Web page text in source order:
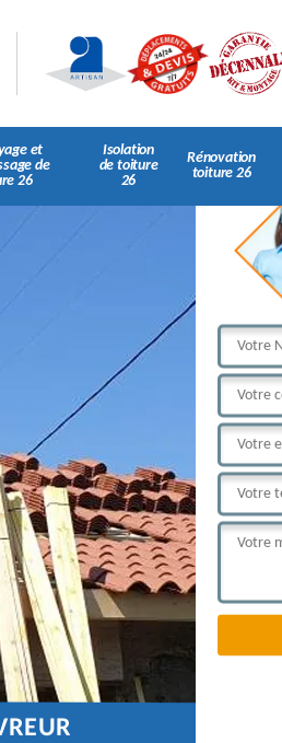
et
de
26
Isolation
de toiture
26
Rénovation
toiture 26